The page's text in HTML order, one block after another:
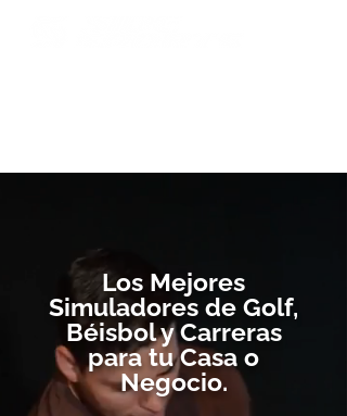
Los Mejores
Simuladores de Golf,
Béisbol y Carreras
para tu Casa o
Negocio.